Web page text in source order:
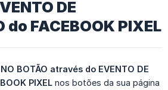
DE
do FACEBOOK PIXEL
BOTÃO através do EVENTO DE
PIXEL nos botões da sua página